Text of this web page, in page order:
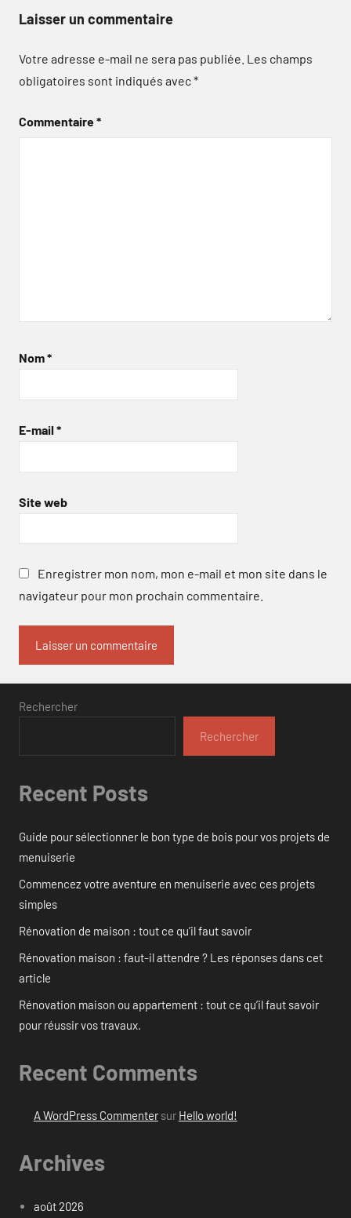
Laisser un commentaire
Votre adresse e-mail ne sera pas publiée. Les champs
obligatoires sont indiqués avec*
Commentaire*
Nom*
E-mail *
Site web
Enregistrer mon nom, mon e-mail et mon site dans le
navigateur pour mon prochain commentaire.
Rechercher
Rechercher
Recent Posts
Guide pour sélectionner le bon type de bois pour vos projets de
menuiserie
Commencez votre aventure en menuiserie avec ces projets
simples
Rénovation de maison : tout ce qu’il faut savoir
Rénovation maison : faut-il attendre ? Les réponses dans cet
article
Rénovation maison ou appartement : tout ce qu’il faut savoir
pour réussir vos travaux.
Recent Comments
A WordPress Commentersur Hello world!
Archives
août 2026